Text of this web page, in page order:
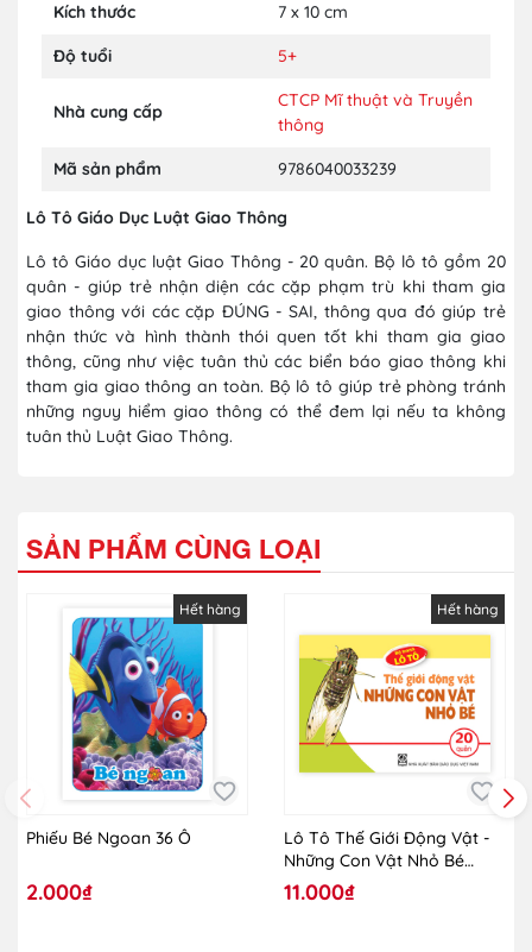
Kích thước 7 x 10 cm
Độ tuổi 5+
Nhà cung cấp
CTCP Mĩ thuật và Truyền
thông
Mã sản phẩm 9786040033239
Lô Tô Giáo Dục Luật Giao Thông
Lô tô Giáo dục luật Giao Thông - 20 quân. Bộ lô tô gồm 20
quân - giúp trẻ nhận diện các cặp phạm trù khi tham gia
giao thông với các cặp ĐÚNG - SAI, thông qua đó giúp trẻ
nhận thức và hình thành thói quen tốt khi tham gia giao
thông, cũng như việc tuân thủ các biển báo giao thông khi
tham gia giao thông an toàn. Bộ lô tô giúp trẻ phòng tránh
những nguy hiểm giao thông có thể đem lại nếu ta không
tuân thủ Luật Giao Thông.
SẢN PHẨM CÙNG LOẠI
Hết hàng
Phiếu Bé Ngoan 36 Ô
2.000₫
Hết hàng
Lô Tô Thế Giới Động Vật -
Những Con Vật Nhỏ Bé
(2019)
11.000₫